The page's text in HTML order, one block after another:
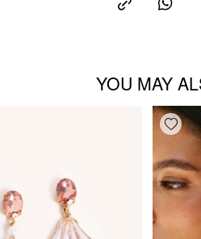
YOU MAY
Add wishlist